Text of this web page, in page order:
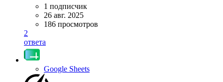
1 подписчик
26 авг. 2025
186 просмотров
2
ответа
Google Sheets